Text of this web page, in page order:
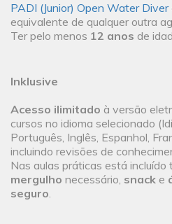
PADI (Junior) Open Water Diver
equivalente de qualquer outra
Ter pelo menos 12 anos de
Inklusive
Acesso ilimitado à versão
cursos no idioma selecionado
Português, Inglês, Espanhol,
incluindo revisões de
Nas aulas práticas está incluído
mergulho necessário, snack e
seguro.